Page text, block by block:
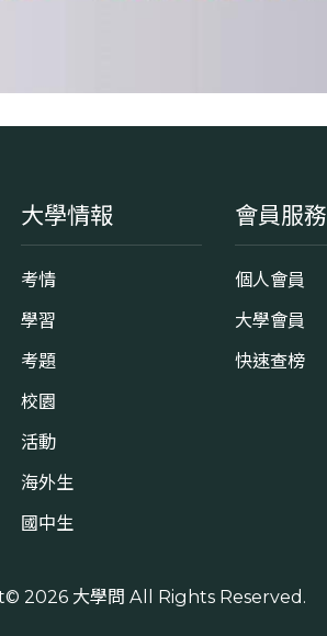
大學情報
考情
學習
考題
校園
活動
海外生
國中生
會員服務
個人會員
大學會員
快速查榜
2026 大學問 All Rights Reserved.